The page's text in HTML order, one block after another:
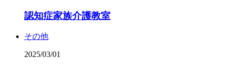
認知症家族介護教室
その他
2025/03/01